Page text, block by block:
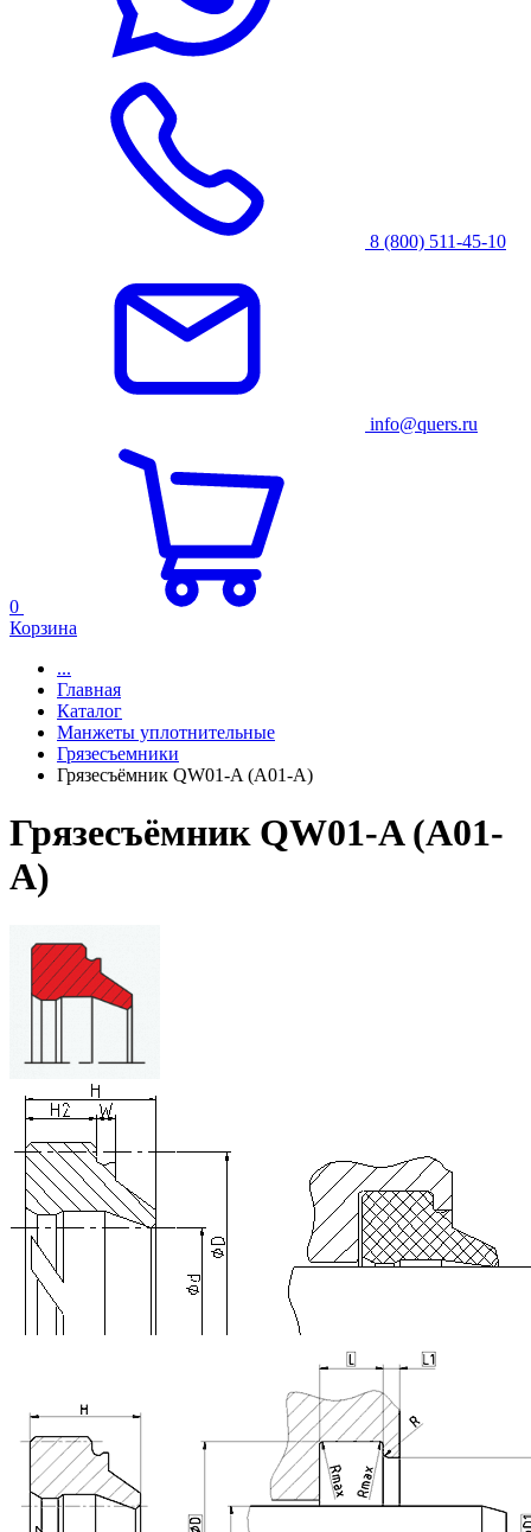
8 (800) 511-45-10
info@quers.ru
0
Корзина
...
Главная
Каталог
Манжеты уплотнительные
Грязесъемники
Грязесъёмник QW01-A (A01-A)
Грязесъёмник QW01-A (A01-
A)